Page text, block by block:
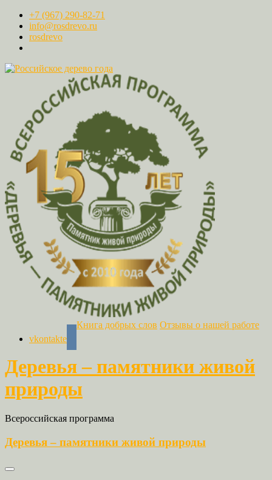
+7 (967) 290-82-71
info@rosdrevo.ru
rosdrevo
vkontakte
Книга добрых слов Отзывы о нашей работе
Деревья – памятники живой
природы
Всероссийская программа
Деревья – памятники живой природы